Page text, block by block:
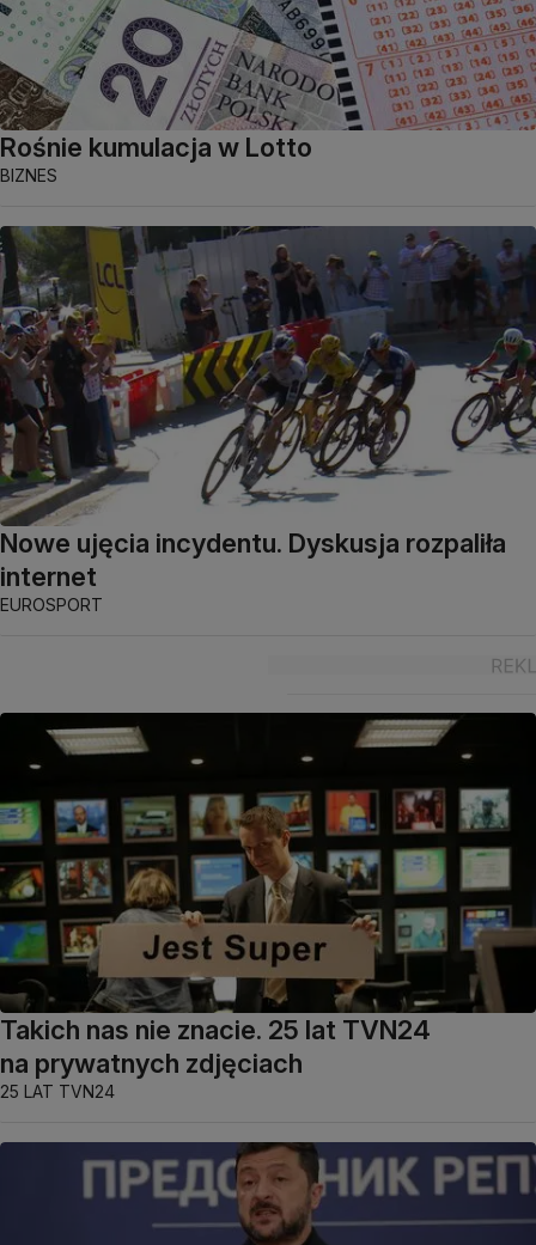
Rośnie kumulacja w Lotto
BIZNES
Nowe ujęcia incydentu. Dyskusja rozpaliła
internet
EUROSPORT
Takich nas nie znacie. 25 lat TVN24
na prywatnych zdjęciach
25 LAT TVN24